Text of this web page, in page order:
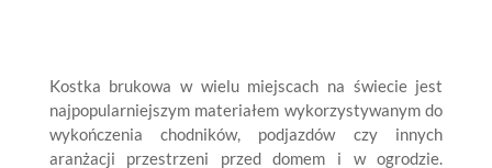
Kostka brukowa w wielu miejscach na świecie jest
najpopularniejszym materiałem wykorzystywanym do
wykończenia chodników, podjazdów czy innych
aranżacji przestrzeni przed domem i w ogrodzie.